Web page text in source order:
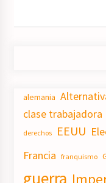
alemania
clase trabajadora
derechos EEUU
Francia franquismo
guerra